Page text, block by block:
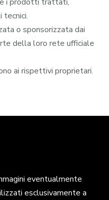
o sponsorizzata dai
della loro rete ufficiale
ai rispettivi proprietari.
eventualmente
esclusivamente a